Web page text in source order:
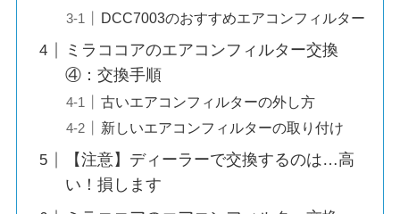
DCC7003のおすすめエアコンフィルター
ミラココアのエアコンフィルター交換
④：交換手順
古いエアコンフィルターの外し方
新しいエアコンフィルターの取り付け
【注意】ディーラーで交換するのは…高
い！損します